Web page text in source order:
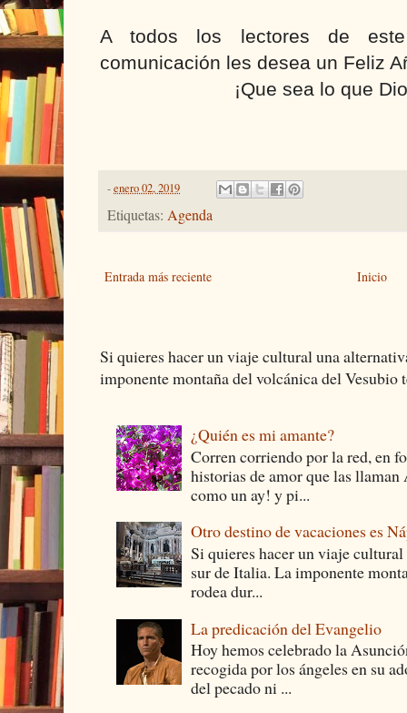
A todos los lectores de
comunicación les desea un Feliz
¡Que sea lo que
-enero 02, 2019
Etiquetas: Agenda
Entrada más reciente Inicio
Si quieres hacer un viaje cultural una
imponente montaña del volcánica del Vesubio
¿Quién es mi amante?
Corren corriendo por la red, en
historias de amor que las
como un ay! y pi...
Otro destino de vacaciones es
Si quieres hacer un viaje
sur de Italia. La imponente
rodea dur...
La predicación del Evangelio
Hoy hemos celebrado la
recogida por los ángeles en su
del pecado ni ...